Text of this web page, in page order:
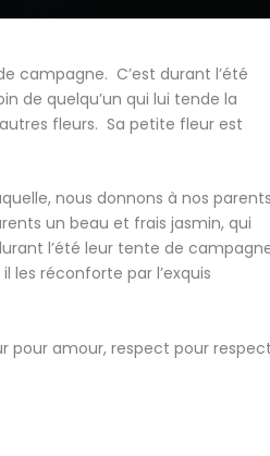
campagne. C’est durant l’été
de quelqu’un qui lui tende la
fleurs. Sa petite fleur est
nous donnons à nos
un beau et frais jasmin, qui
l’été leur tente de
les réconforte par l’exquis
pour amour, respect pour